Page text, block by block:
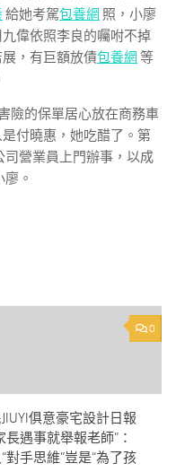
給她考駕包養網 照，小廖
偉依照李良的囑咐不掉
，有巨額放債包養網 等
險的保單居心放在商務車
付曉惠，她吃醋了。第
營業員上門辦事，以成
廖。
0
俱意豪宅設計日報
長遇事就舉報老師”：
對手思維”豈是“為了孩